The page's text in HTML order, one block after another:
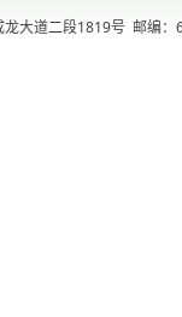
大道二段1819号 邮编